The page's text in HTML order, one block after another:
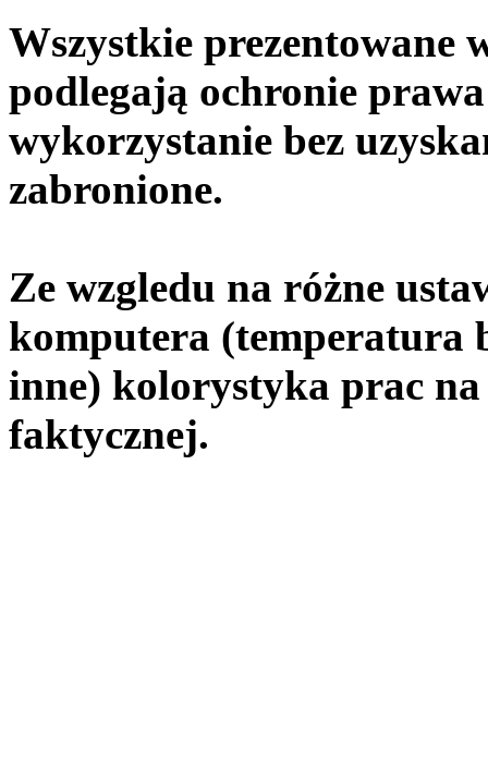
Wszystkie prezentowane
podlegają ochronie
wykorzystanie bez
zabronione.
Ze wzgledu na różne
komputera (temperatura
inne) kolorystyka prac
faktycznej.